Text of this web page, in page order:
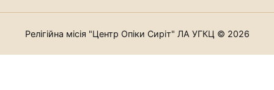
Релігійна місія "Центр Опіки Сиріт" ЛА УГКЦ © 2026